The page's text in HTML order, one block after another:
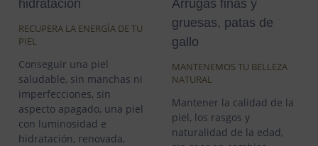
hidratación
RECUPERA LA ENERGÍA DE TU
PIEL
Conseguir una piel
saludable, sin manchas ni
imperfecciones, sin
aspecto apagado, una piel
con luminosidad e
hidratación, renovada,
Arrugas finas y
gruesas, patas de
gallo
MANTENEMOS TU BELLEZA
NATURAL
Mantener la calidad de la
piel, los rasgos y
naturalidad de la edad,